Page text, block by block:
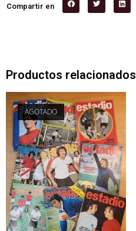
Compartir en
Productos relacionados
AGOTADO